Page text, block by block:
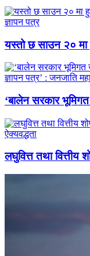
यस्तो छ साउन २० मा
‘बालेन सरकार
लघुवित्त तथा